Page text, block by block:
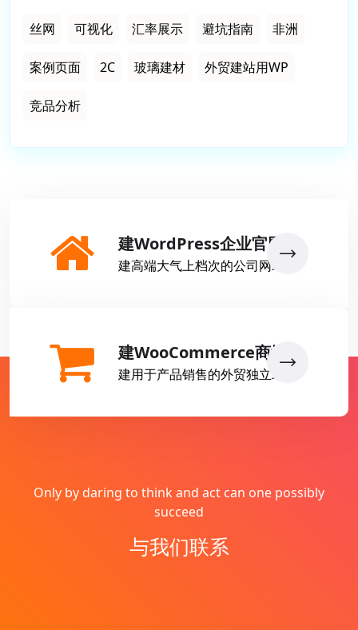
丝网 可视化 汇率展示 避坑指南 非洲
案例页面 2C 玻璃建材 外贸建站用WP
竞品分析
建WordPress企业官网
建高端大气上档次的公司网站
建WooCommerce商城
建用于产品销售的外贸独立站
Only by daring to think and act can one possibly
succeed
与我们联系